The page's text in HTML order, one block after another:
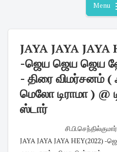
Menu
JAYA JAYA JAYA
-ஜெய ஜெய ஜெய
- திரை விமர்சனம் (
மெலோ டிராமா ) @
ஸ்டார்
சி.பி.செந்தில்குமார்
JAYA JAYA JAYA HEY(2022)